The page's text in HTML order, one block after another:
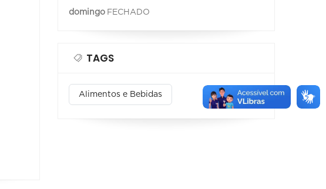
domingo FECHADO
TAGS
Alimentos e Bebidas